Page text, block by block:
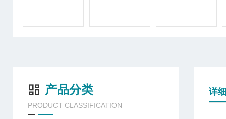
产品分类
PRODUCT CLASSIFICATION
详